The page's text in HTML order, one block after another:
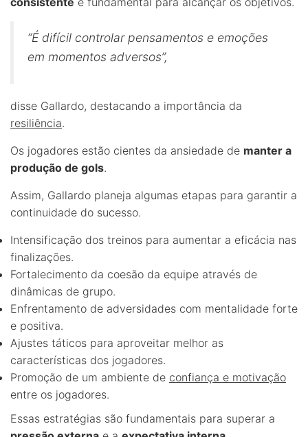
“É difícil controlar pensamentos e emoções
em momentos adversos”,
disse Gallardo, destacando a importância da
resiliência.
Os jogadores estão cientes da ansiedade de manter a
produção de gols.
Assim, Gallardo planeja algumas etapas para garantir a
continuidade do sucesso.
Intensificação dos treinos para aumentar a eficácia nas
finalizações.
Fortalecimento da coesão da equipe através de
dinâmicas de grupo.
Enfrentamento de adversidades com mentalidade forte
e positiva.
Ajustes táticos para aproveitar melhor as
características dos jogadores.
Promoção de um ambiente de confiança e motivação
entre os jogadores.
Essas estratégias são fundamentais para superar a